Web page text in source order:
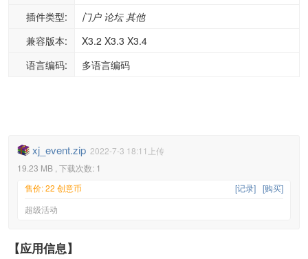
插件类型:
门户 论坛 其他
兼容版本:
X3.2 X3.3 X3.4
语言编码:
多语言编码
xj_event.zip 2022-7-3 18:11上传
19.23 MB , 下载次数: 1
[购买]
[记录]
售价: 22 创意币
超级活动
【应用信息】